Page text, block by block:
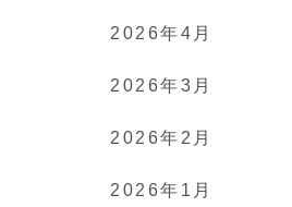
2026年4月
2026年3月
2026年2月
2026年1月